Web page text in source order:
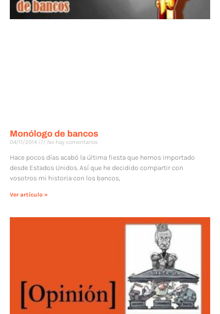
Monólogo de bancos
04/11/2014 No hay comentarios
Hace pocos días acabó la última fiesta que hemos importado
desde Estados Unidos. Así que he decidido compartir con
vosotros mi historia con los bancos,
Ver artículo »